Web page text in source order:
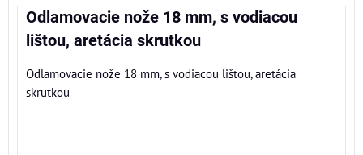
Odlamovacie nože 18 mm, s vodiacou
lištou, aretácia skrutkou
Odlamovacie nože 18 mm, s vodiacou lištou, aretácia
skrutkou